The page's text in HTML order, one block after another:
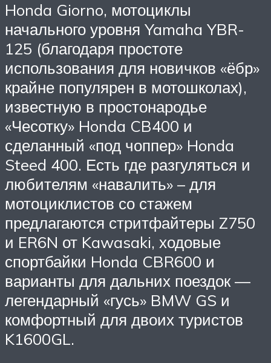
Honda Giorno, мотоциклы
начального уровня Yamaha YBR-
125 (благодаря простоте
использования для новичков «ёбр»
крайне популярен в мотошколах),
известную в простонародье
«Чесотку» Honda CB400 и
сделанный «под чоппер» Honda
Steed 400. Есть где разгуляться и
любителям «навалить» – для
мотоциклистов со стажем
предлагаются стритфайтеры Z750
и ER6N от Kawasaki, ходовые
спортбайки Honda CBR600 и
варианты для дальних поездок —
легендарный «гусь» BMW GS и
комфортный для двоих туристов
K1600GL.